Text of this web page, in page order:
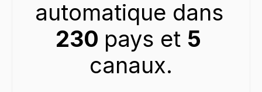
230 pays et
canaux.